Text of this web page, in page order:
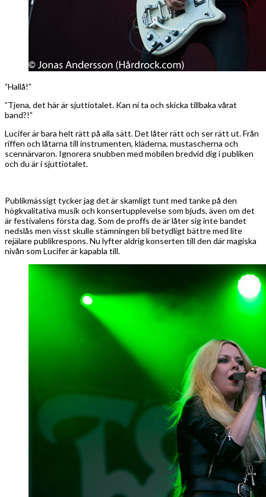
”Hallå!”
”Tjena, det här är sjuttiotalet. Kan ni ta och skicka tillbaka vårat
band?!”
Lucifer är bara helt rätt på alla sätt. Det låter rätt och ser rätt ut. Från
riffen och låtarna till instrumenten, kläderna, mustascherna och
scennärvaron. Ignorera snubben med mobilen bredvid dig i publiken
och du är i sjuttiotalet.
Publikmässigt tycker jag det är skamligt tunt med tanke på den
högkvalitativa musik och konsertupplevelse som bjuds, även om det
är festivalens första dag. Som de proffs de är låter sig inte bandet
nedslås men visst skulle stämningen bli betydligt bättre med lite
rejälare publikrespons. Nu lyfter aldrig konserten till den där magiska
nivån som Lucifer är kapabla till.